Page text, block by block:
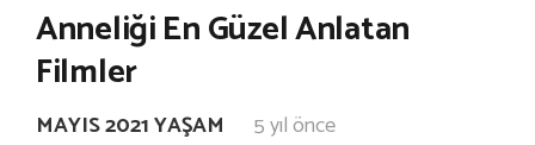
Anneliği En Güzel Anlatan
Filmler
MAYIS 2021 YAŞAM 5 yıl önce